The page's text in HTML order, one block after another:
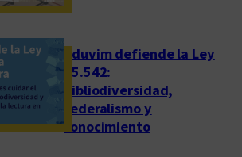
Eduvim defiende la Ley
25.542:
bibliodiversidad,
federalismo y
conocimiento